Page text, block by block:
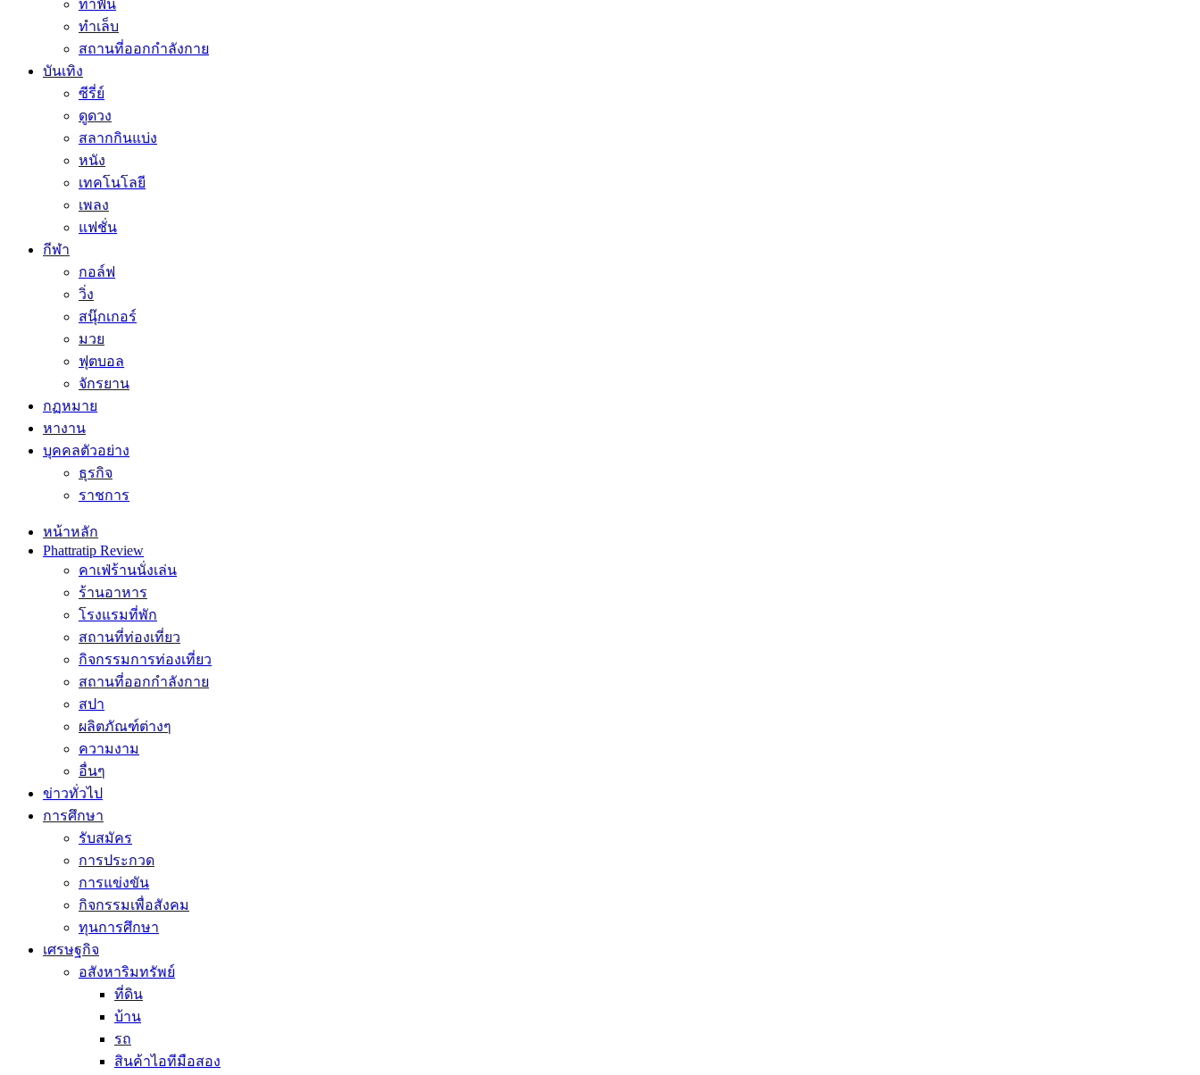
ทำฟัน
ทำเล็บ
สถานที่ออกกำลังกาย
บันเทิง
ซีรี่ย์
ดูดวง
สลากกินแบ่ง
หนัง
เทคโนโลยี
เพลง
แฟชั่น
กีฬา
กอล์ฟ
วิ่ง
สนุ๊กเกอร์
มวย
ฟุตบอล
จักรยาน
กฏหมาย
หางาน
บุคคลตัวอย่าง
ธุรกิจ
ราชการ
หน้าหลัก
Phattratip Review
คาเฟ่ร้านนั่งเล่น
ร้านอาหาร
โรงแรมที่พัก
สถานที่ท่องเที่ยว
กิจกรรมการท่องเที่ยว
สถานที่ออกกำลังกาย
สปา
ผลิตภัณฑ์ต่างๆ
ความงาม
อื่นๆ
ข่าวทั่วไป
การศึกษา
รับสมัคร
การประกวด
การแข่งขัน
กิจกรรมเพื่อสังคม
ทุนการศึกษา
เศรษฐกิจ
อสังหาริมทรัพย์
ที่ดิน
บ้าน
รถ
สินค้าไอทีมือสอง